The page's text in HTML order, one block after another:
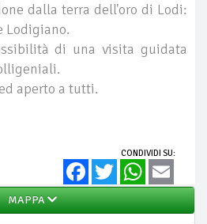
dalla terra dell'oro di Lodi:
Lodigiano.
di una visita guidata
aperto a tutti.
CONDIVIDI SU:
FacebookTwitter WhatsApp
MAPPA